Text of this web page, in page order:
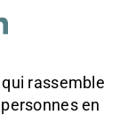
rassemble
en